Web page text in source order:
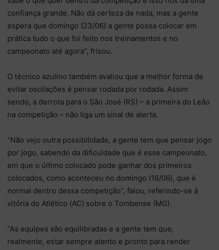
confiança grande. Não dá certeza de nada, mas a gente
espera que domingo (23/06) a gente possa colocar em
prática tudo o que foi feito nos treinamentos e no
campeonato até agora”, frisou.
O técnico azulino também avaliou que a melhor forma de
evitar oscilações é pensar rodada por rodada. Assim
sendo, a derrota para o São José (RS) – a primeira do Leão
na competição – não liga um sinal de alerta.
“Não vejo outra possibilidade, a gente tem que pensar jogo
por jogo, sabendo da dificuldade que é esse campeonato,
em que o último colocado pode ganhar dos primeiros
colocados, como aconteceu no domingo (16/06), que é
normal dentro dessa competição”, falou, referindo-se à
vitória do Atlético (AC) sobre o Tombense (MG).
“As equipes são equilibradas e a gente tem que,
realmente, estar sempre atento e pronto para render